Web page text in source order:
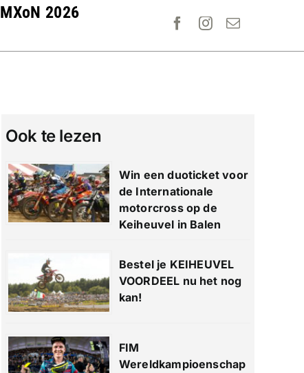
MXoN 2026
Ook te lezen
Win een duoticket voor
de Internationale
motorcross op de
Keiheuvel in Balen
Bestel je KEIHEUVEL
VOORDEEL nu het nog
kan!
FIM
Wereldkampioenschap